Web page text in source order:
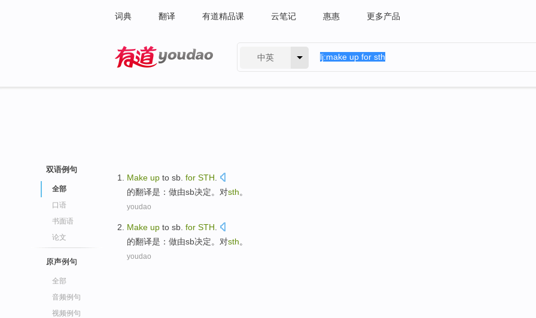
词典 翻译 有道精品课 云笔记 惠惠 更多产品
中英
双语例句
全部
口语
书面语
论文
原声例句
全部
音频例句
视频例句
Make up to sb. for STH
的翻译是： 做由sb决定。 对sth。
youdao
Make up to sb. for STH
的翻译是： 做由sb决定。 对sth。
youdao